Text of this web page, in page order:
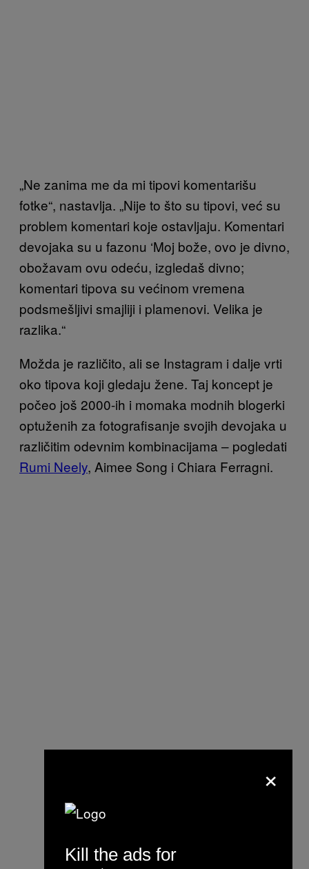
„Ne zanima me da mi tipovi komentarišu
fotke“, nastavlja. „Nije to što su tipovi, već su
problem komentari koje ostavljaju. Komentari
devojaka su u fazonu ‘Moj bože, ovo je divno,
obožavam ovu odeću, izgledaš divno;
komentari tipova su većinom vremena
podsmešljivi smajliji i plamenovi. Velika je
razlika.“
Možda je različito, ali se Instagram i dalje vrti
oko tipova koji gledaju žene. Taj koncept je
počeo još 2000-ih i momaka modnih blogerki
optuženih za fotografisanje svojih devojaka u
različitim odevnim kombinacijama – pogledati
Rumi Neely, Aimee Song i Chiara Ferragni.
Jedna od Simon Stinberginih
fotografija sa test slikanja.
×
Kill the ads for